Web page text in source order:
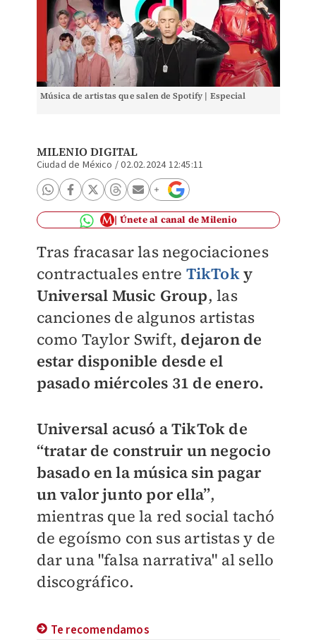
Música de artistas que salen de Spotify | Especial
MILENIO DIGITAL
Ciudad de México /02.02.2024 12:45:11
Únete al canal de Milenio
Tras fracasar las negociaciones
contractuales entre TikToky
Universal Music Group, las
canciones de algunos artistas
como Taylor Swift, dejaron de
estar disponible desde el
pasado miércoles 31 de enero.
Universal acusó a TikTok de
“tratar de construir un negocio
basado en la música sin pagar
un valor junto por ella”,
mientras que la red social tachó
de egoísmo con sus artistas y de
dar una "falsa narrativa" al sello
discográfico.
Te recomendamos